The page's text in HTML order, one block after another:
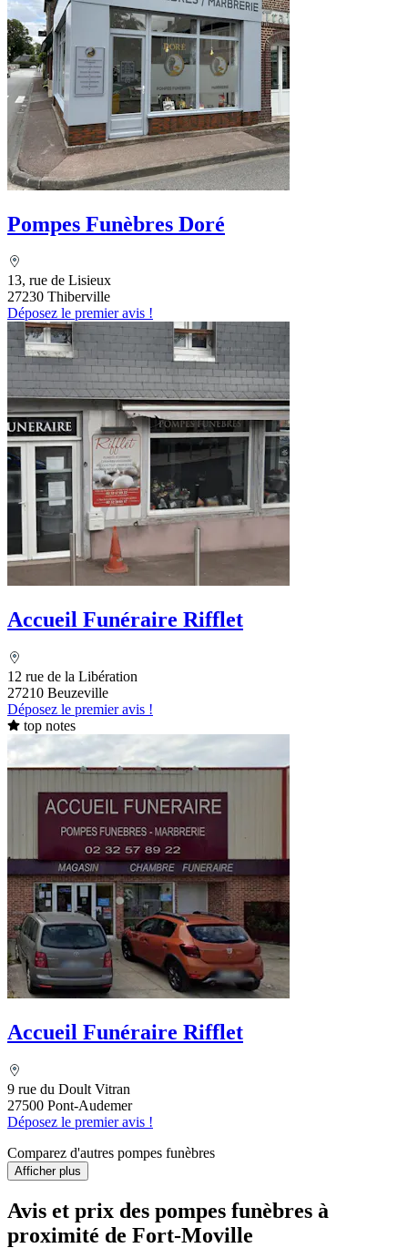
Pompes Funèbres Doré
13, rue de Lisieux
27230 Thiberville
Déposez le premier avis !
Accueil Funéraire Rifflet
12 rue de la Libération
27210 Beuzeville
Déposez le premier avis !
top notes
Accueil Funéraire Rifflet
9 rue du Doult Vitran
27500 Pont-Audemer
Déposez le premier avis !
Comparez d'autres pompes funèbres
Afficher plus
Avis et prix des pompes funèbres à
proximité de Fort-Moville